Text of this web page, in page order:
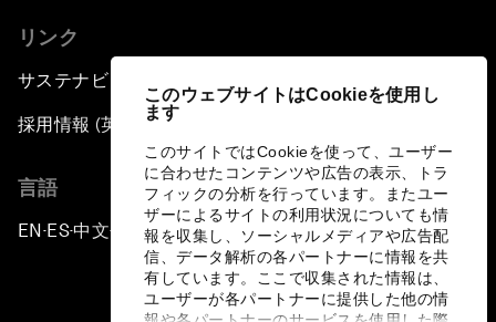
このウェブサイトはCookieを使用し
ます
このサイトではCookieを使って、ユーザー
に合わせたコンテンツや広告の表示、トラ
フィックの分析を行っています。またユー
ザーによるサイトの利用状況についても情
報を収集し、ソーシャルメディアや広告配
信、データ解析の各パートナーに情報を共
有しています。ここで収集された情報は、
ユーザーが各パートナーに提供した他の情
リンク
サステナビリティへの取り組み
採用情報 (英語のみ)
言語
EN ▪ES▪中文▪ 日本語